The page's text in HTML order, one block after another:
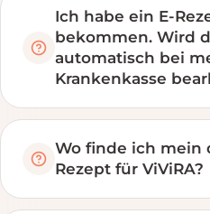
Ich habe ein E-
bekommen. Wird
automatisch bei
Krankenkasse
Wo finde ich mein
Rezept für ViViRA?